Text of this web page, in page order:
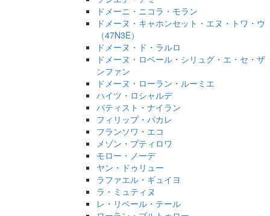
ドメーニ・ニコラ・モラン
ドメーヌ・キャホンセット・エヌ・トワ・ウ
（47N3E）
ドメーヌ・ド・ラルロ
ドメーヌ・ロベール・シリュグ・エ・セ・ザ
ンファン
ドメーヌ・ローラン・ルーミエ
ハイツ・ロシャルデ
バティスト・ナイラン
フィリップ・パカレ
フランソワ・エコ
メゾン・プティロワ
モロー・ノーデ
ヤン・ドゥリュー
ラファエル・ギュイヨ
ラ・ミュティヌ
レ・リベール・テール